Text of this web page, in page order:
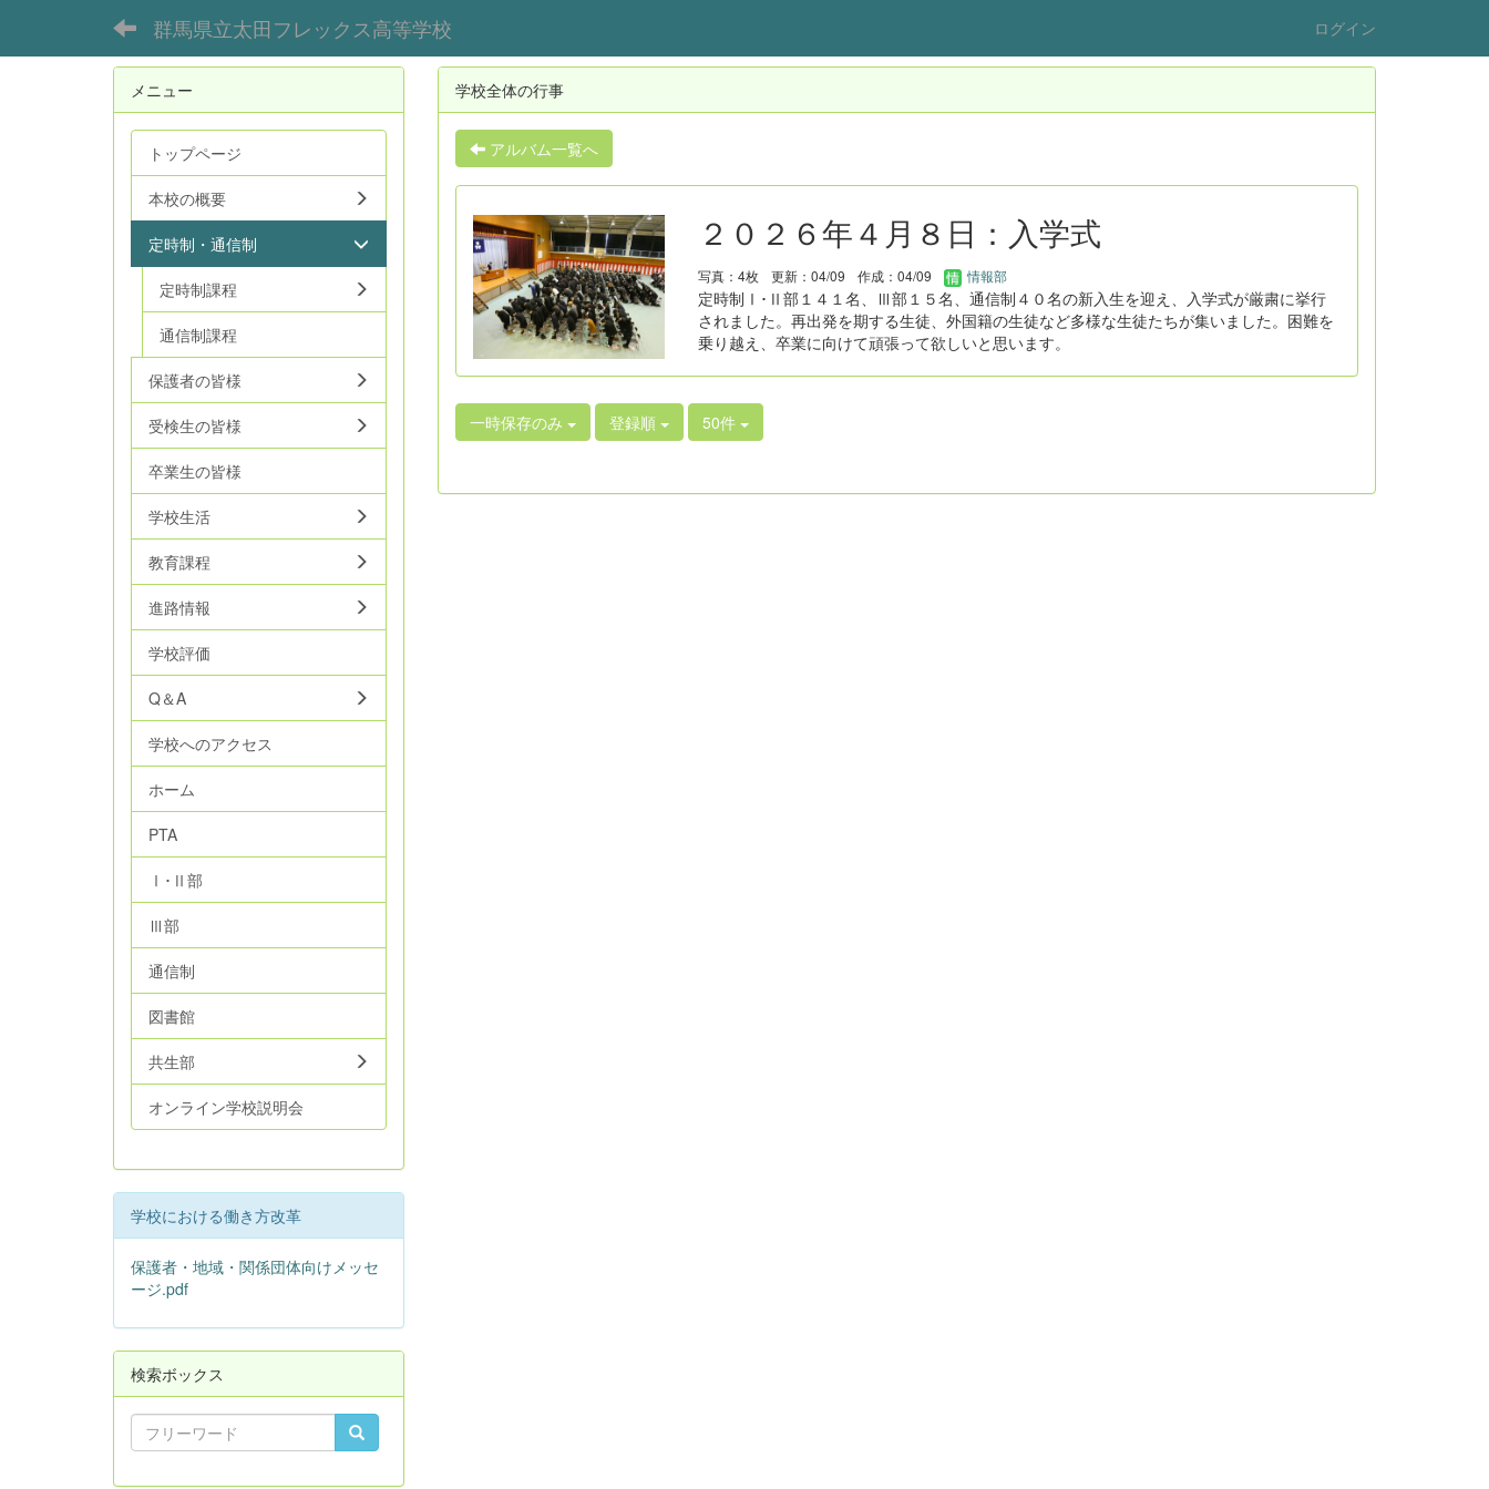
群馬県立太田フレックス高等学校 ログイン
学校全体の行事
アルバム一覧へ
２０２６年４月８日：入学式
写真：4枚 更新：04/09 作成：04/09 情報部
定時制Ⅰ･Ⅱ部１４１名、Ⅲ部１５名、通信制４０名の新入生を迎え、入学式が厳粛に挙行
されました。再出発を期する生徒、外国籍の生徒など多様な生徒たちが集いました。困難を
乗り越え、卒業に向けて頑張って欲しいと思います。
一時保存のみ 登録順 50件
メニュー
トップページ
本校の概要
定時制・通信制
定時制課程
通信制課程
保護者の皆様
受検生の皆様
卒業生の皆様
学校生活
教育課程
進路情報
学校評価
Q＆A
学校へのアクセス
ホーム
PTA
Ⅰ･Ⅱ部
Ⅲ部
通信制
図書館
共生部
オンライン学校説明会
学校における働き方改革
保護者・地域・関係団体向けメッセ
ージ.pdf
検索ボックス